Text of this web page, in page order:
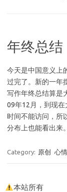
年终总结
今天是中国意义上
过完了。新的一年
写作年终总结算是
09年12月，到现
时间不能访问，所
分布上也能看出来
Category: 原创 心情
本站所有